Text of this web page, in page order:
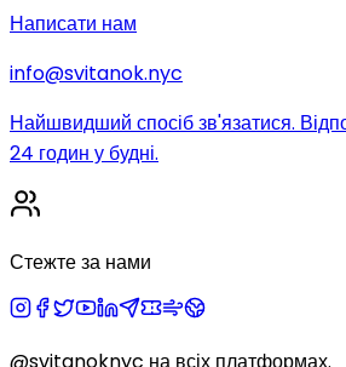
Написати нам
info@svitanok.nyc
Найшвидший спосіб зв'язатися.
24 годин у будні.
Стежте за нами
@svitanoknyc на всіх платформах.